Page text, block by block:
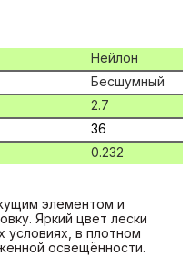
Нейлон
Бесшумный
2.7
36
0.232
элементом и
Яркий цвет лески
в плотном
освещённости.